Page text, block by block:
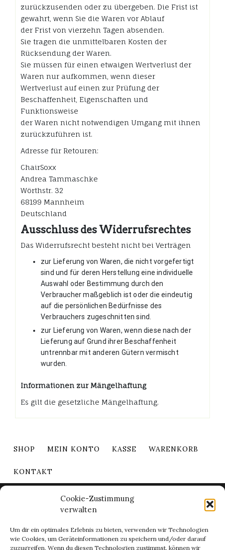
Cookie-Zustimmung
verwalten
Um dir ein optimales Erlebnis zu bieten, verwenden wir Technologien
wie Cookies, um Geräteinformationen zu speichern und/oder darauf
zuzugreifen. Wenn du diesen Technologien zustimmst, können wir
zurückzusenden oder zu übergeben. Die Frist ist
gewahrt, wenn Sie die Waren vor Ablauf
der Frist von vierzehn Tagen absenden.
Sie tragen die unmittelbaren Kosten der
Rücksendung der Waren.
Sie müssen für einen etwaigen Wertverlust der
Waren nur aufkommen, wenn dieser
Wertverlust auf einen zur Prüfung der
Beschaffenheit, Eigenschaften und
Funktionsweise
der Waren nicht notwendigen Umgang mit ihnen
zurückzuführen ist.
Adresse für Retouren:
ChairSoxx
Andrea Tammaschke
Wörthstr. 32
68199 Mannheim
Deutschland
Ausschluss des Widerrufsrechtes
Das Widerrufsrecht besteht nicht bei Verträgen
zur Lieferung von Waren, die nicht vorgefertigt
sind und für deren Herstellung eine individuelle
Auswahl oder Bestimmung durch den
Verbraucher maßgeblich ist oder die eindeutig
auf die persönlichen Bedürfnisse des
Verbrauchers zugeschnitten sind.
zur Lieferung von Waren, wenn diese nach der
Lieferung auf Grund ihrer Beschaffenheit
untrennbar mit anderen Gütern vermischt
wurden.
Informationen zur Mängelhaftung
Es gilt die gesetzliche Mängelhaftung.
SHOP MEIN KONTO KASSE WARENKORB
KONTAKT
Impressum
Datenschutz
Widerrufsrecht
Lieferbedingungen